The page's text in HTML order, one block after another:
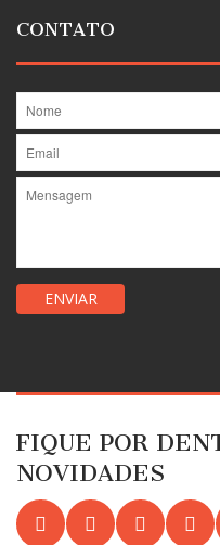
CONTATO
FIQUE POR
NOVIDADES